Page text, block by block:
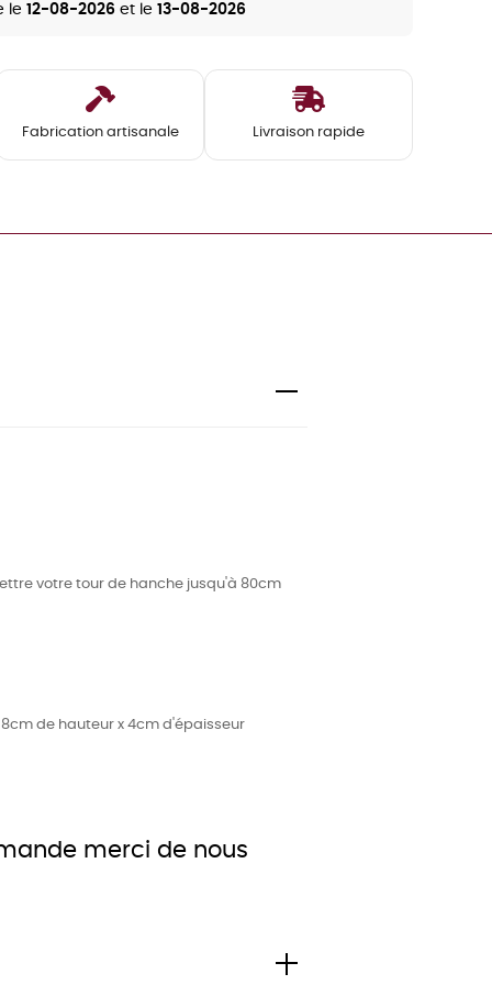
le 12-08-2026 et le 13-08-2026
Fabrication artisanale Livraison rapide
votre tour de hanche jusqu'à 80cm
de hauteur x 4cm d'épaisseur
merci de nous